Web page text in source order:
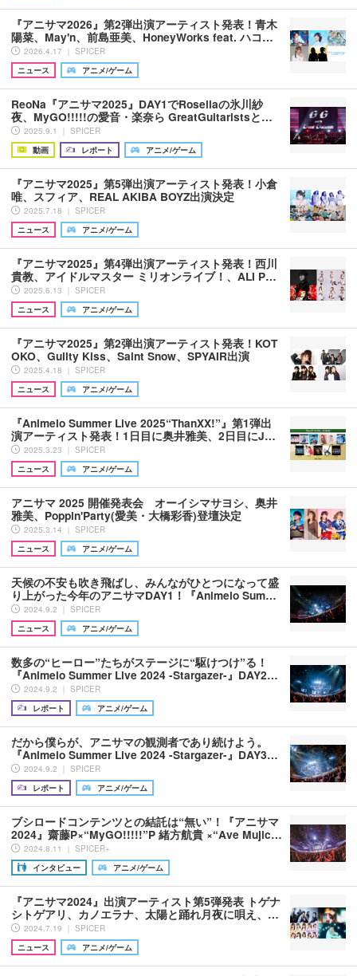
『アニサマ2026』第2弾出演アーティスト発表！青木
陽菜、May'n、前島亜美、HoneyWorks feat. ハコ…
2026.4.17 ｜ SPICER
ニュース
アニメ/ゲーム
ReoNa『アニサマ2025』DAY1でRoseliaの氷川紗
夜、MyGO!!!!!の愛音・楽奈ら GreatGuitaristsと…
2025.9.1 ｜ SPICER
動画
レポート アニメ/ゲーム
『アニサマ2025』第5弾出演アーティスト発表！小倉
唯、スフィア、REAL AKIBA BOYZ出演決定
2025.7.18 ｜ SPICER
ニュース
アニメ/ゲーム
『アニサマ2025』第4弾出演アーティスト発表！西川
貴教、アイドルマスター ミリオンライブ！、ALI P…
2025.6.13 ｜ SPICER
ニュース
アニメ/ゲーム
『アニサマ2025』第2弾出演アーティスト発表！KOT
OKO、Guilty Kiss、Saint Snow、SPYAIR出演
2025.4.18 ｜ SPICER
ニュース
アニメ/ゲーム
『Animelo Summer Live 2025“ThanXX!”』第1弾出
演アーティスト発表！1日目に奥井雅美、2日目にJ…
2025.3.23 ｜ SPICER
ニュース
アニメ/ゲーム
アニサマ 2025 開催発表会 オーイシマサヨシ、奥井
雅美、Poppin'Party(愛美・大橋彩香)登壇決定
2025.3.14 ｜ SPICER
ニュース
アニメ/ゲーム
天候の不安も吹き飛ばし、みんながひとつになって盛
り上がった今年のアニサマDAY1！『Animelo Sum…
2024.9.2 ｜ SPICER
ニュース
アニメ/ゲーム
数多の“ヒーロー”たちがステージに“駆けつけ”る！
『Animelo Summer Live 2024 -Stargazer-』DAY2…
2024.9.2 ｜ SPICER
レポート
アニメ/ゲーム
だから僕らが、アニサマの観測者であり続けよう。
『Animelo Summer Live 2024 -Stargazer-』DAY3…
2024.9.2 ｜ SPICER
レポート
アニメ/ゲーム
ブシロードコンテンツとの結託は“無い”！『アニサマ
2024』齋藤P×“MyGO!!!!!”P 緒方航貴 ×“Ave Mujic…
2024.8.11 ｜ SPICER+
インタビュー
アニメ/ゲーム
『アニサマ2024』出演アーティスト第5弾発表 トゲナ
シトゲアリ、カノエラナ、太陽と踊れ月夜に唄え、…
2024.7.19 ｜ SPICER
ニュース
アニメ/ゲーム